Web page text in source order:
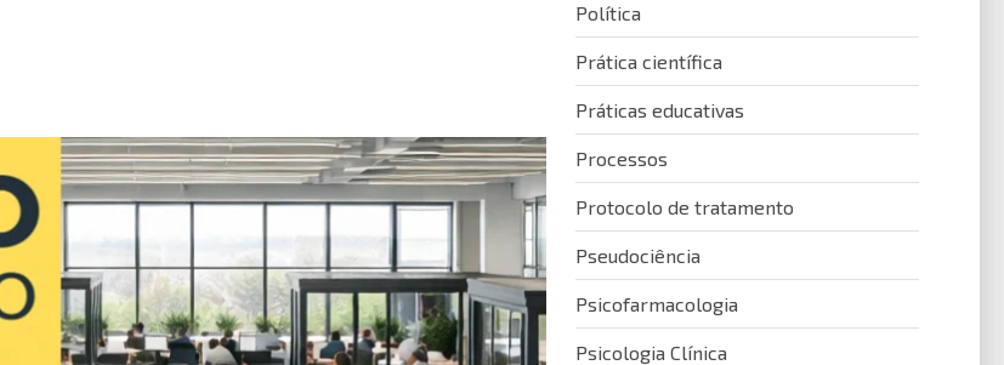
Política
Prática científica
Práticas educativas
Processos
Protocolo de tratamento
Pseudociência
Psicofarmacologia
Psicologia Clínica